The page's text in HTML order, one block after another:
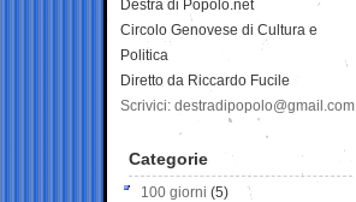
Destra di Popolo.net
Circolo Genovese di Cultura e
Politica
Diretto da Riccardo Fucile
Scrivici: destradipopolo@gmail.com
Categorie
100 giorni (5)